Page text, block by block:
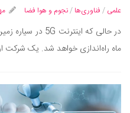
علمی / فناوری‌ها /نجوم و هوا فضا
ماه راه‌اندازی خواهد شد. یک شرکت